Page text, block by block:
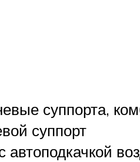
суппорта,
суппорт
автоподкачкой